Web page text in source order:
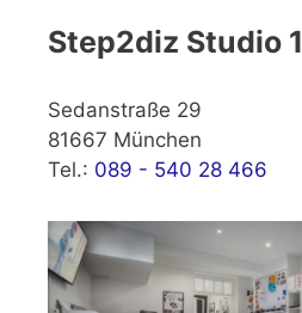
Step2diz Studio 1
Sedanstraße 29
81667 München
Tel.: 089 - 540 28 466